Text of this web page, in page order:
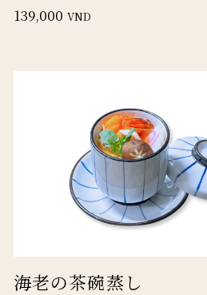
139,000 VND
海老の茶碗蒸し